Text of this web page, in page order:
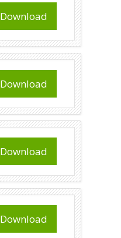
Download
Download
Download
Download